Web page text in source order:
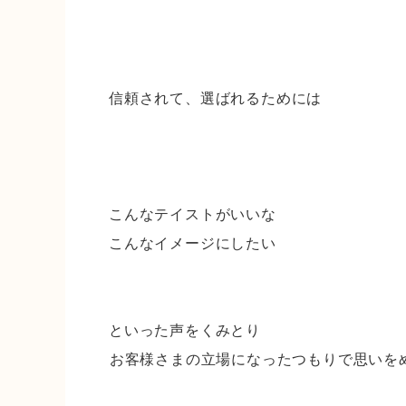
信頼されて、選ばれるためには
こんなテイストがいいな
こんなイメージにしたい
といった声をくみとり
お客様さまの立場になったつもりで思いを